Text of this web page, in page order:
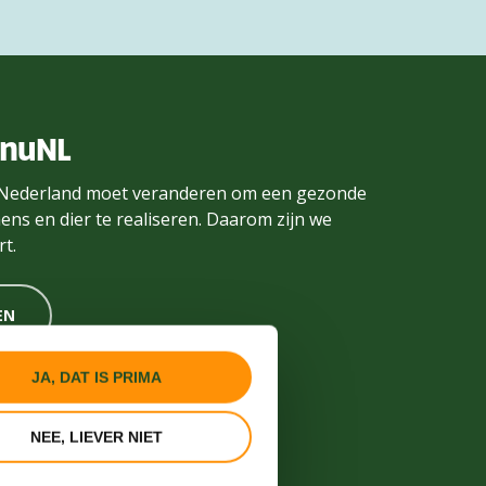
JA, DAT IS PRIMA
NEE, LIEVER NIET
moet veranderen om een gezonde
en dier te realiseren. Daarom zijn we